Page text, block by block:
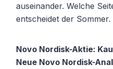
auseinander. Welche
entscheidet der Sommer.
Novo Nordisk-Aktie:
Neue Novo Nordisk-